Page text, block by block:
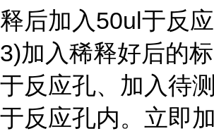
释后加入50ul于反应
3)加入稀释好后的
于反应孔、加入待
于反应孔内。立即